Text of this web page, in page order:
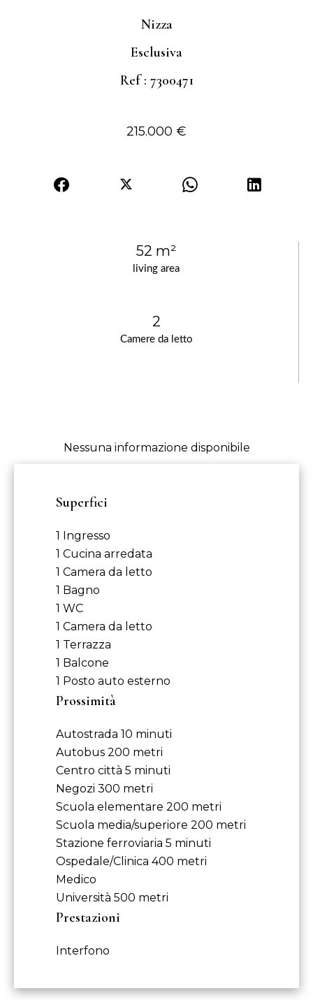
living area
52 m²
Camere da letto
2
Nizza
Esclusiva
Ref : 7300471
215.000 €
Nessuna informazione disponibile
Superfici
1 Ingresso
1 Cucina arredata
1 Camera da letto
1 Bagno
1 WC
1 Camera da letto
1 Terrazza
1 Balcone
1 Posto auto esterno
Prossimità
Autostrada 10 minuti
Autobus 200 metri
Centro città 5 minuti
Negozi 300 metri
Scuola elementare 200 metri
Scuola media/superiore 200 metri
Stazione ferroviaria 5 minuti
Ospedale/Clinica 400 metri
Medico
Università 500 metri
Prestazioni
Interfono